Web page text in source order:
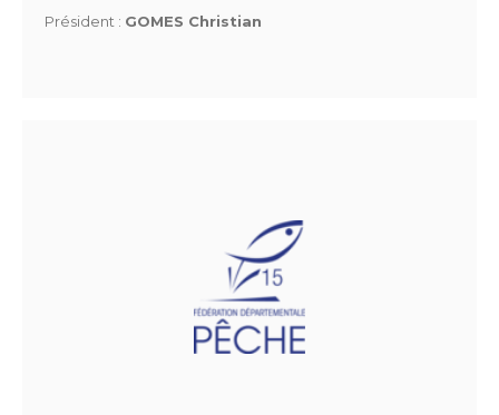
Président : GOMES Christian